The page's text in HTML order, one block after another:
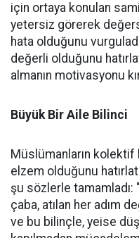
için ortaya konulan
yetersiz görerek
hata olduğunu
değerli olduğunu
almanın motivasyonu
Büyük Bir Aile Bilinci
Müslümanların
elzem olduğunu
şu sözlerle tamamladı:
çaba, atılan her adım
ve bu bilinçle, yeise